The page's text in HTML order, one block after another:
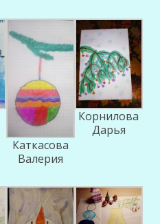
Каткасова
Валерия
Корнилова
Дарья